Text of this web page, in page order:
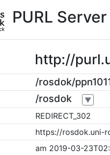
PURL Server
http://
/rosdok/
/rosdok ▼
REDIRECT_302
https://rosdok.uni-
am 2019-03-